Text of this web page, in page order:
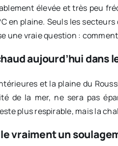
élevée et très peu
en plaine. Seuls les
une vraie question :
aujourd’hui dans
et la plaine du
de la mer, ne sera pas
plus respirable, mais la
vraiment un